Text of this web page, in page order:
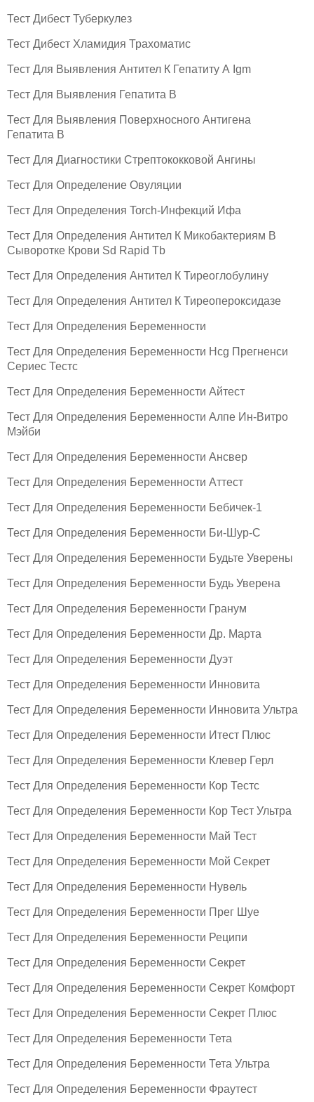
Тест Дибест Туберкулез
Тест Дибест Хламидия Трахоматис
Тест Для Выявления Антител К Гепатиту А Igm
Тест Для Выявления Гепатита В
Тест Для Выявления Поверхносного Антигена
Гепатита B
Тест Для Диагностики Стрептококковой Ангины
Тест Для Определение Овуляции
Тест Для Определения Torch-Инфекций Ифа
Тест Для Определения Антител К Микобактериям В
Сыворотке Крови Sd Rapid Tb
Тест Для Определения Антител К Тиреоглобулину
Тест Для Определения Антител К Тиреопероксидазе
Тест Для Определения Беременности
Тест Для Определения Беременности Hcg Прегненси
Сериес Тестс
Тест Для Определения Беременности Айтест
Тест Для Определения Беременности Алпе Ин-Витро
Мэйби
Тест Для Определения Беременности Ансвер
Тест Для Определения Беременности Аттест
Тест Для Определения Беременности Бебичек-1
Тест Для Определения Беременности Би-Шур-С
Тест Для Определения Беременности Будьте Уверены
Тест Для Определения Беременности Будь Уверена
Тест Для Определения Беременности Гранум
Тест Для Определения Беременности Др. Марта
Тест Для Определения Беременности Дуэт
Тест Для Определения Беременности Инновита
Тест Для Определения Беременности Инновита Ультра
Тест Для Определения Беременности Итест Плюс
Тест Для Определения Беременности Клевер Герл
Тест Для Определения Беременности Кор Тестс
Тест Для Определения Беременности Кор Тест Ультра
Тест Для Определения Беременности Май Тест
Тест Для Определения Беременности Мой Секрет
Тест Для Определения Беременности Нувель
Тест Для Определения Беременности Прег Шуе
Тест Для Определения Беременности Реципи
Тест Для Определения Беременности Секрет
Тест Для Определения Беременности Секрет Комфорт
Тест Для Определения Беременности Секрет Плюс
Тест Для Определения Беременности Тета
Тест Для Определения Беременности Тета Ультра
Тест Для Определения Беременности Фраутест